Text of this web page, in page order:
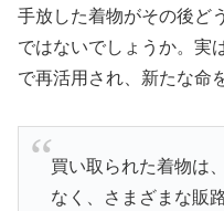
手放した着物がその後ど
ではないでしょうか。実
で再活用され、新たな命
買い取られた着物は
なく、さまざまな販